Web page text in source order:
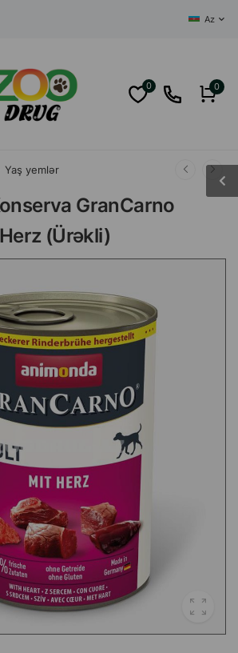
Az
0 0
Yaş yemlər
GranCarno
(Ürəkli)